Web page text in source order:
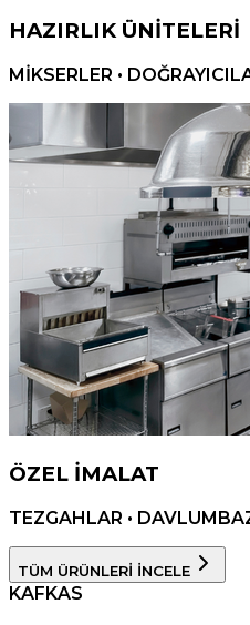
HAZIRLIK ÜNİTELERİ
MİKSERLER •
ÖZEL İMALAT
TEZGAHLAR •
TÜM ÜRÜNLERİ İNCELE
KAFKAS